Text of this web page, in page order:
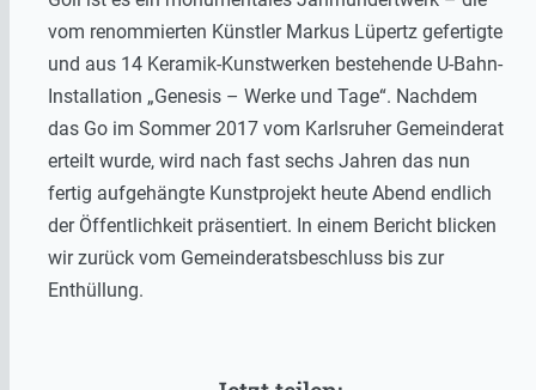
vom renommierten Künstler Markus Lüpertz gefertigte
und aus 14 Keramik-Kunstwerken bestehende U-Bahn-
Installation „Genesis – Werke und Tage“. Nachdem
das Go im Sommer 2017 vom Karlsruher Gemeinderat
erteilt wurde, wird nach fast sechs Jahren das nun
fertig aufgehängte Kunstprojekt heute Abend endlich
der Öffentlichkeit präsentiert. In einem Bericht blicken
wir zurück vom Gemeinderatsbeschluss bis zur
Enthüllung.